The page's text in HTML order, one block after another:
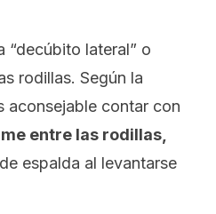
“decúbito lateral” o
rodillas. Según la
aconsejable contar con
entre las rodillas,
espalda al levantarse